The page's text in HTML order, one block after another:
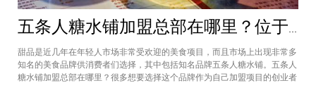
五条人糖水铺加盟总部在哪里？位于福建厦门欢迎大家前来考察
甜品是近几年在年轻人市场非常受欢迎的美食项目，而且市场上出现非常多
知名的美食品牌供消费者们选择，其中包括知名品牌五条人糖水铺。五条人
糖水铺加盟总部在哪里？很多想要选择这个品牌作为自己加盟项目的创业者